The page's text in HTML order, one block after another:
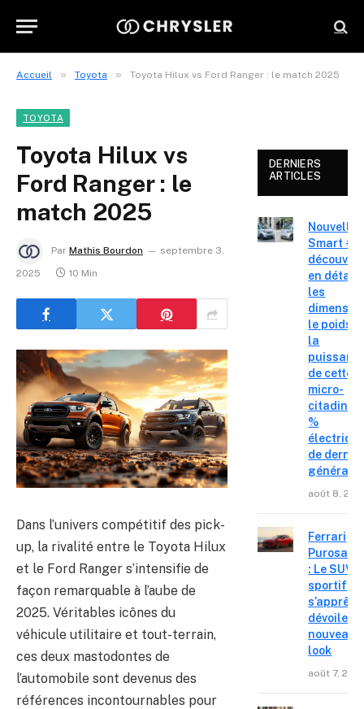
Accueil » Toyota » Toyota Hilux vs Ford Ranger : le match 2025
TOYOTA
Toyota Hilux vs
Ford Ranger : le
match 2025
Par Mathis Bourdon
septembre 3,
2025
10 Min
Dans l’univers compétitif des pick-
up, la rivalité entre le Toyota Hilux
et le Ford Ranger s’intensifie de
façon remarquable à l’aube de
2025. Véritables icônes du
véhicule utilitaire et tout-terrain,
ces deux mastodontes de
l’automobile sont devenus des
références incontournables pour
DERNIERS
ARTICLES
Nouvelle
Smart #2
en détail
les
le poids
la
de cette
micro-
citadine
%
de
août 8,
Ferrari
: Le SUV
sportif
s’apprête
dévoiler
nouveau
look
août 7,